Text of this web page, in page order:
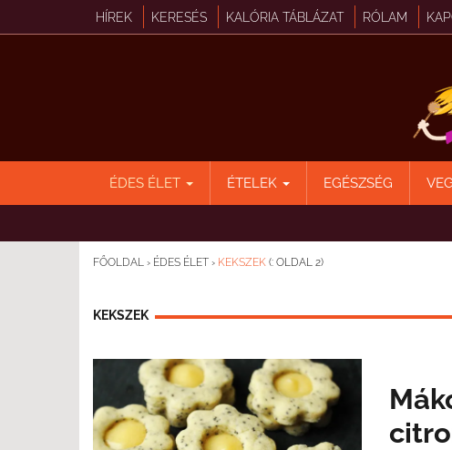
HÍREK KERESÉS KALÓRIA TÁBLÁZAT RÓLAM
ÉDES ÉLET ÉTELEK EGÉSZSÉG
FŐOLDAL › ÉDES ÉLET › KEKSZEK (: OLDAL 2)
KEKSZEK